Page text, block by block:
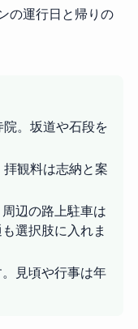
の運行日と帰りの
。坂道や石段を
観料は志納と案
辺の路上駐車は
選択肢に入れま
見頃や行事は年